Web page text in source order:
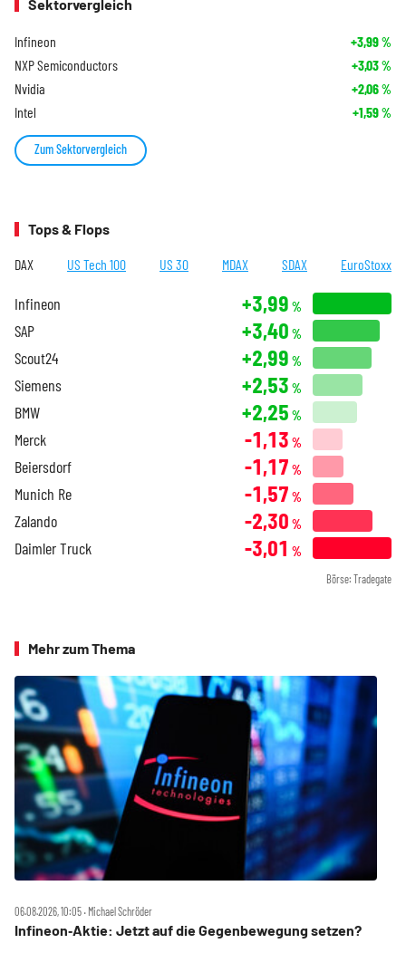
Sektorvergleich
Infineon +3,99%
NXP Semiconductors +3,03%
Nvidia +2,06%
Intel +1,59%
Zum Sektorvergleich
Tops & Flops
DAX US Tech 100 US 30 MDAX SDAX EuroStoxx
Infineon +3,99 %
SAP +3,40 %
Scout24 +2,99 %
Siemens +2,53 %
BMW +2,25 %
Merck -1,13 %
Beiersdorf -1,17 %
Munich Re -1,57 %
Zalando -2,30 %
Daimler Truck -3,01 %
Börse: Tradegate
Mehr zum Thema
06.08.2026, 10:05 ‧ Michael Schröder
Infineon‑Aktie: Jetzt auf die Gegenbewegung setzen?